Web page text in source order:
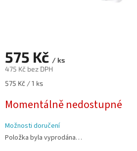
575 Kč / ks
475 Kč bez DPH
Měrná
575 Kč / 1 ks
Momentálně nedostupné
Možnosti doručení
Položka byla vyprodána…